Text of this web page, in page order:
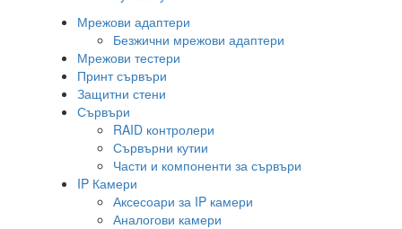
Мрежови адаптери
Безжични мрежови адаптери
Мрежови тестери
Принт сървъри
Защитни стени
Сървъри
RAID контролери
Сървърни кутии
Части и компоненти за сървъри
IP Камери
Аксесоари за IP камери
Аналогови камери